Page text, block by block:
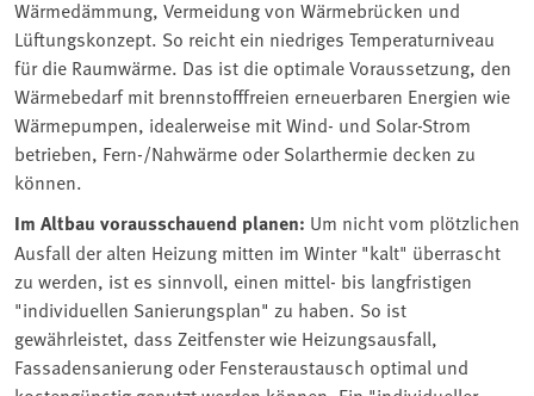
Wärmedämmung, Vermeidung von Wärmebrücken und
Lüftungskonzept. So reicht ein niedriges Temperaturniveau
für die Raumwärme. Das ist die optimale Voraussetzung, den
Wärmebedarf mit brennstofffreien erneuerbaren Energien wie
Wärmepumpen, idealerweise mit Wind- und Solar-Strom
betrieben, Fern-/Nahwärme oder Solarthermie decken zu
können.
Im Altbau vorausschauend planen: Um nicht vom plötzlichen
Ausfall der alten Heizung mitten im Winter "kalt" überrascht
zu werden, ist es sinnvoll, einen mittel- bis langfristigen
"individuellen Sanierungsplan" zu haben. So ist
gewährleistet, dass Zeitfenster wie Heizungsausfall,
Fassadensanierung oder Fensteraustausch optimal und